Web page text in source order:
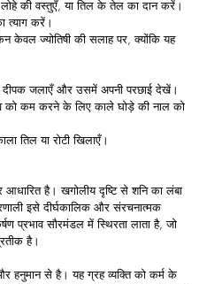
की वस्तुएँ, या तिल के तेल का दान करें।
त्याग करें।
केवल ज्योतिषी की सलाह पर, क्योंकि यह
जलाएँ और उसमें अपनी परछाई देखें।
कम करने के लिए काले घोड़े की नाल को
तिल या रोटी खिलाएँ।
आधारित है। खगोलीय दृष्टि से शनि का लंबा
इसे दीर्घकालिक और संरचनात्मक
प्रभाव सौरमंडल में स्थिरता लाता है, जो
है।
हनुमान से है। यह ग्रह व्यक्ति को कर्म के